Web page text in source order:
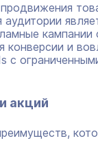
кампании
и
с
акций